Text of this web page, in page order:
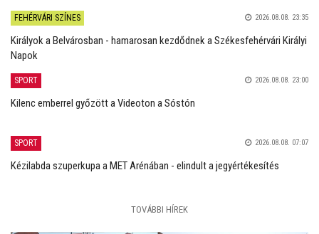
FEHÉRVÁRI SZÍNES 2026.08.08. 23:35
Királyok a Belvárosban - hamarosan kezdődnek a Székesfehérvári Királyi
Napok
SPORT 2026.08.08. 23:00
Kilenc emberrel győzött a Videoton a Sóstón
SPORT 2026.08.08. 07:07
Kézilabda szuperkupa a MET Arénában - elindult a jegyértékesítés
TOVÁBBI HÍREK